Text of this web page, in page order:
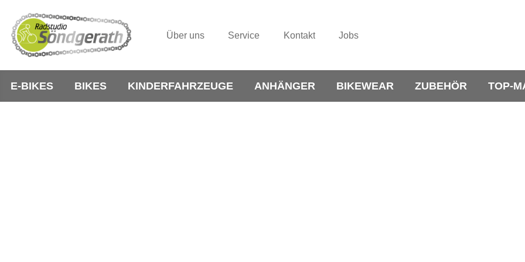
Über uns Service Kontakt Jobs
E-BIKES BIKES KINDERFAHRZEUGE ANHÄNGER BIKEWEAR ZUBEHÖR TOP-